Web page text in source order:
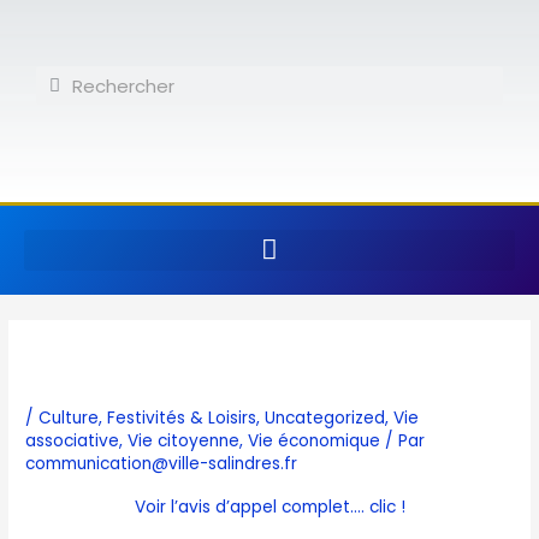
contenuRechercher
Rechercher
/Culture,Festivités & Loisirs,Uncategorized,Vie
associative,Vie citoyenne,Vie économique / Par
communication@ville-salindres.fr
Voir l’avis d’appel complet…. clic !